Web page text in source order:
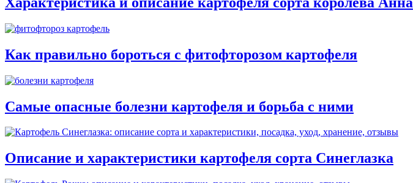
Как правильно бороться с фитофторозом картофеля
Самые опасные болезни картофеля и борьба с ними
Описание и характеристики картофеля сорта Синеглазка